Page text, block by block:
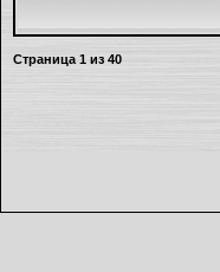
Страница 1 из 40